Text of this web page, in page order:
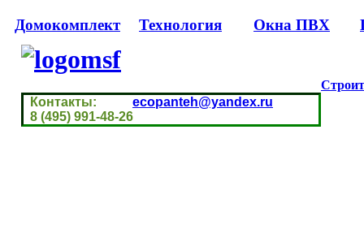
Домокомплект Технология Окна ПВХ
Контакты: ecopanteh@yandex.ru
8 (495) 991-48-26